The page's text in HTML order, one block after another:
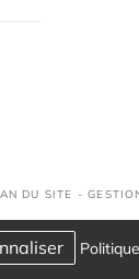
DU SITE -